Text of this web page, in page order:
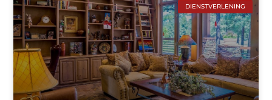
DIENSTVERLENING